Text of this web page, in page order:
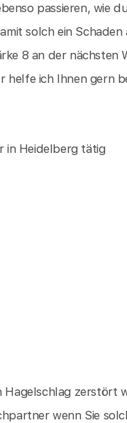
passieren, wie
solch ein
8 an der nächsten
helfe ich Ihnen gern
in Heidelberg tätig
Hagelschlag zerstört
wenn Sie